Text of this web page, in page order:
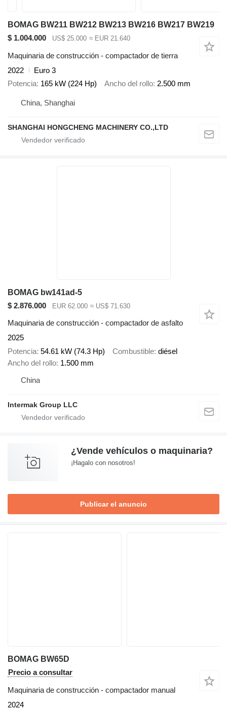
BOMAG BW211 BW212 BW213 BW216 BW217 BW219
$ 1.004.000
US$ 25.000 ≈ EUR 21.640
Maquinaria de construcción - compactador de tierra
2022
Euro 3
Potencia 165 kW (224 Hp) Ancho del rollo 2.500 mm
China, Shanghai
SHANGHAI HONGCHENG MACHINERY CO.,LTD
BOMAG bw141ad-5
$ 2.876.000
EUR 62.000 ≈ US$ 71.630
Maquinaria de construcción - compactador de asfalto
2025
Potencia 54.61 kW (74.3 Hp) Combustible diésel
Ancho del rollo 1.500 mm
China
Intermak Group LLC
¿Vende vehículos o maquinaria?
¡Hagalo con nosotros!
Publicar el anuncio
BOMAG BW65D
Precio a consultar
Maquinaria de construcción - compactador manual
2024